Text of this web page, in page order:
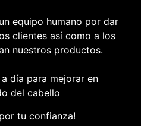
equipo humano por dar
clientes así como a los
nuestros productos.
día para mejorar en
del cabello
tu confianza!